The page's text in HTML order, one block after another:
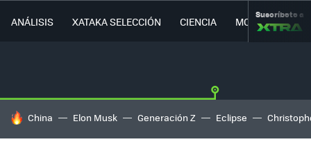
ANÁLISIS XATAKA SELECCIÓN CIENCIA MOVILIDAD
Suscríbete a
HOY SE HABLA DE
China Elon Musk Generación Z Eclipse